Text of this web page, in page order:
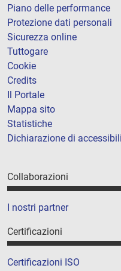
Piano delle performance
Protezione dati personali
Sicurezza online
Tuttogare
Cookie
Credits
Il Portale
Mappa sito
Statistiche
Dichiarazione di
Collaborazioni
I nostri partner
Certificazioni
Certificazioni ISO